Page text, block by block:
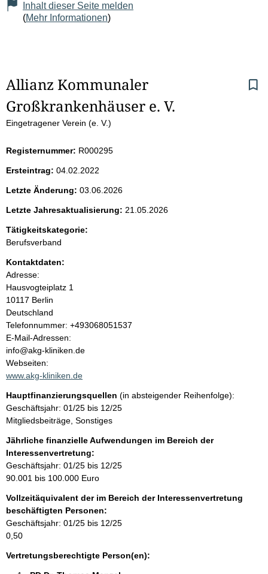
Inhalt dieser Seite melden
(Mehr Informationen)
S
e
t
e
n
i
n
h
a
l
t
Allianz Kommunaler
Großkrankenhäuser e. V.
Eingetragener Verein (e. V.)
Registernummer: R000295
Ersteintrag: 04.02.2022
Letzte Änderung: 03.06.2026
Letzte Jahresaktualisierung: 21.05.2026
Tätigkeitskategorie:
Berufsverband
Kontaktdaten:
Adresse:
Hausvogteiplatz 1
10117 Berlin
Deutschland
K
o
n
t
a
t
i
n
f
o
r
m
t
i
o
n
e
Telefonnummer: +493068051537
E-Mail-Adressen:
info@akg-kliniken.de
Webseiten:
www.akg-kliniken.de
Hauptfinanzierungsquellen (in absteigender Reihenfolge):
Geschäftsjahr: 01/25 bis 12/25
Mitgliedsbeiträge, Sonstiges
Jährliche finanzielle Aufwendungen im Bereich der
Interessenvertretung:
Geschäftsjahr: 01/25 bis 12/25
90.001 bis 100.000 Euro
Vollzeitäquivalent der im Bereich der Interessenvertretung
beschäftigten Personen:
Geschäftsjahr: 01/25 bis 12/25
0,50
Vertretungsberechtigte Person(en):